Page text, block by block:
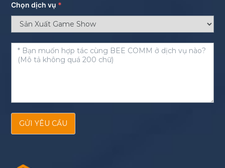
Chọn dịch vụ *
GỬI YÊU CẦU